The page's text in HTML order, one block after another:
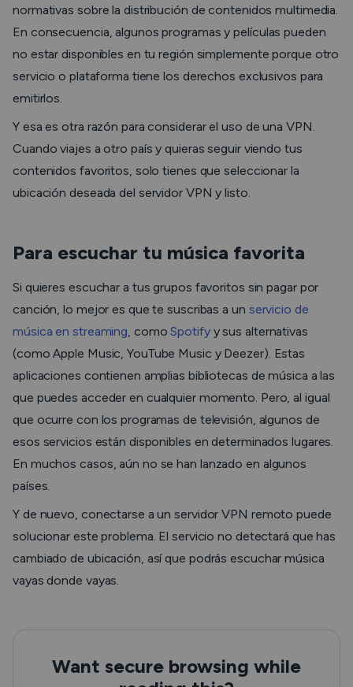
normativas sobre la distribución de contenidos multimedia.
En consecuencia, algunos programas y películas pueden
no estar disponibles en tu región simplemente porque otro
servicio o plataforma tiene los derechos exclusivos para
emitirlos.
Y esa es otra razón para considerar el uso de una VPN.
Cuando viajes a otro país y quieras seguir viendo tus
contenidos favoritos, solo tienes que seleccionar la
ubicación deseada del servidor VPN y listo.
Para escuchar tu música favorita
Si quieres escuchar a tus grupos favoritos sin pagar por
canción, lo mejor es que te suscribas a un servicio de
música en streaming, comoSpotifyy sus alternativas
(como Apple Music, YouTube Music y Deezer). Estas
aplicaciones contienen amplias bibliotecas de música a las
que puedes acceder en cualquier momento. Pero, al igual
que ocurre con los programas de televisión, algunos de
esos servicios están disponibles en determinados lugares.
En muchos casos, aún no se han lanzado en algunos
países.
Y de nuevo, conectarse a un servidor VPN remoto puede
solucionar este problema. El servicio no detectará que has
cambiado de ubicación, así que podrás escuchar música
vayas donde vayas.
Want secure browsing while